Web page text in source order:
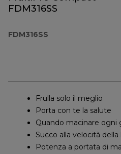
FDM316SS
FDM316SS
Frulla solo il meglio
Porta con te la salute
Quando macinare ogni
Succo alla velocità della
Potenza a portata di